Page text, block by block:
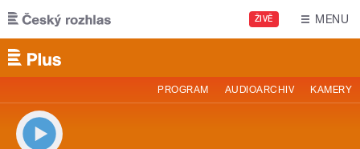
Přejít k hlavnímu obsahu
ŽIVĚ MENU
PROGRAM AUDIOARCHIV KAMERY